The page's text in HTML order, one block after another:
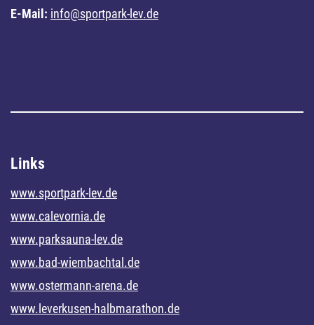
E-Mail: info@sportpark-lev.de
Links
www.sportpark-lev.de
www.calevornia.de
www.parksauna-lev.de
www.bad-wiembachtal.de
www.ostermann-arena.de
www.leverkusen-halbmarathon.de